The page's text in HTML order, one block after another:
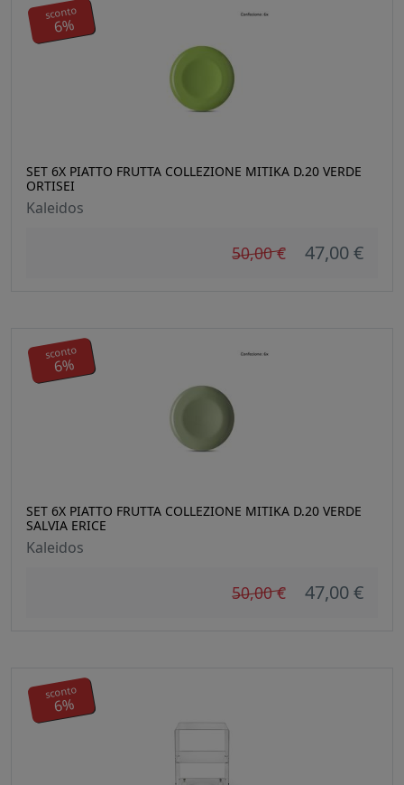
SET 6X PIATTO FRUTTA COLLEZIONE MITIKA D.20 VERDE
ORTISEI
Kaleidos
50,00 € 47,00 €
sconto
6%
SET 6X PIATTO FRUTTA COLLEZIONE MITIKA D.20 VERDE
SALVIA ERICE
Kaleidos
50,00 € 47,00 €
sconto
6%
sconto
6%